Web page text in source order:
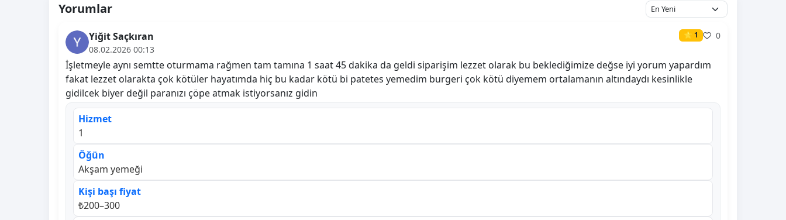
Yorumlar
Yiğit Saçkıran ⭐ 1
0
08.02.2026 00:13
İşletmeyle aynı semtte oturmama rağmen tam tamına 1 saat 45 dakika da geldi siparişim lezzet olarak bu beklediğimize değse iyi yorum yapardım
fakat lezzet olarakta çok kötüler hayatımda hiç bu kadar kötü bi patetes yemedim burgeri çok kötü diyemem ortalamanın altındaydı kesinlikle
gidilcek biyer değil paranızı çöpe atmak istiyorsanız gidin
Hizmet
1
Öğün
Akşam yemeği
Kişi başı fiyat
₺200–300